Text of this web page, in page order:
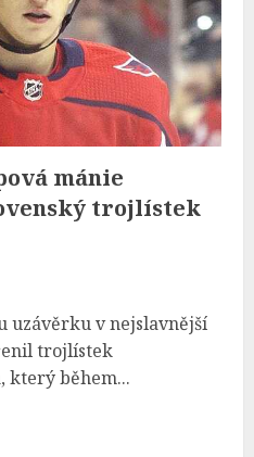
mánie
trojlístek
uzávěrku v nejslavnější
trojlístek
který během...